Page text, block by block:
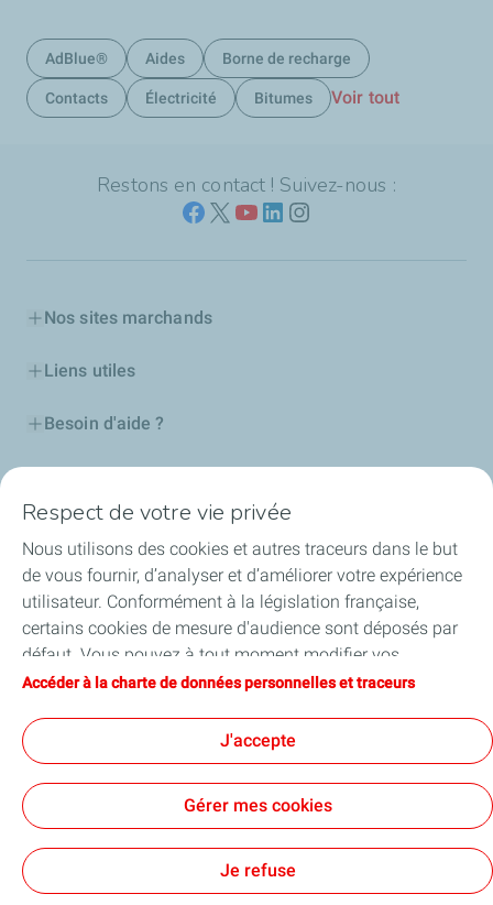
AdBlue® Aides Borne de recharge
Contacts Électricité Bitumes Voir tout
Restons en contact ! Suivez-nous :
Nos sites marchands
Liens utiles
Besoin d'aide ?
Certificats d'économies d'énergie
Nos partenaires
Collaborer avec TotalEnergies
Accessibilité
Conditions Générales d’Utilisation
Accessibilité : Partiellement conforme
Respect de votre vie privée
Nous utilisons des cookies et autres traceurs dans le but
de vous fournir, d’analyser et d’améliorer votre expérience
utilisateur. Conformément à la législation française,
certains cookies de mesure d'audience sont déposés par
défaut. Vous pouvez à tout moment modifier vos
paramètres de cookies en cliquant sur le bouton « Gérer
vous acceptez le dépôt de l’ensemble des cookies. Dans le
cas où vous cliquez sur « Je refuse », seuls les cookies
techniques nécessaires au bon fonctionnement du site
seront utilisés. Pour plus d’informations, vous pouvez
traceurs ».
Accéder à la charte de données personnelles et traceurs
J'accepte
Gérer mes cookies
Je refuse